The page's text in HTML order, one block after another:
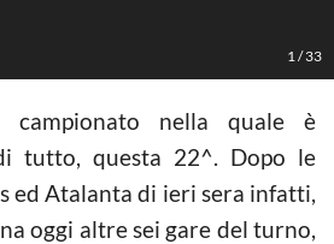
1 /33
nella quale è
tutto, questa 22^. Dopo le
ed Atalanta di ieri sera infatti,
oggi altre sei gare del turno,